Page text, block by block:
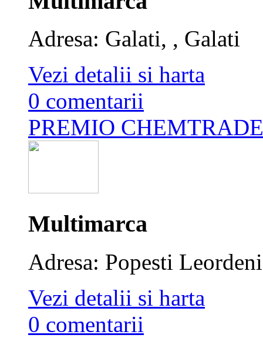
Adresa: Galati, , Galati
Vezi detalii si harta
0 comentarii
PREMIO
Multimarca
Adresa: Popesti
Vezi detalii si harta
0 comentarii